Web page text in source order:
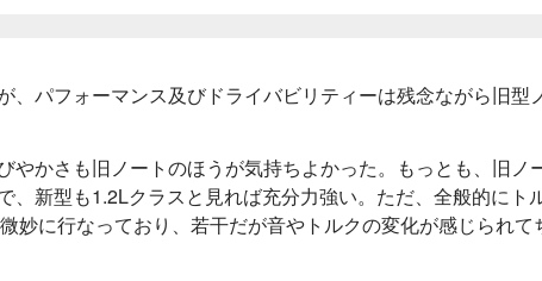
パフォーマンス及びドライバビリティーは残念ながら旧型
かさも旧ノートのほうが気持ちよかった。もっとも、旧ノ
新型も1.2Lクラスと見れば充分力強い。ただ、全般的にト
妙に行なっており、若干だが音やトルクの変化が感じられて